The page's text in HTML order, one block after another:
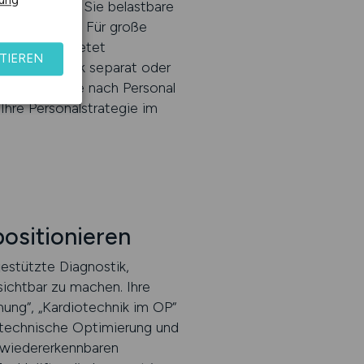
erhalten Sie belastbare
Für große
bietet
und Technik separat oder
der Suche nach Personal
Personalstrategie im
Diagnostik,
zu machen. Ihre
„Kardiotechnik im OP“
Optimierung und